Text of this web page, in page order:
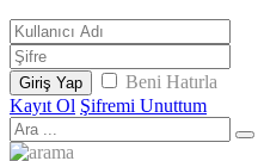
Giriş Yap
Beni Hatırla
Kayıt Ol Şifremi Unuttum